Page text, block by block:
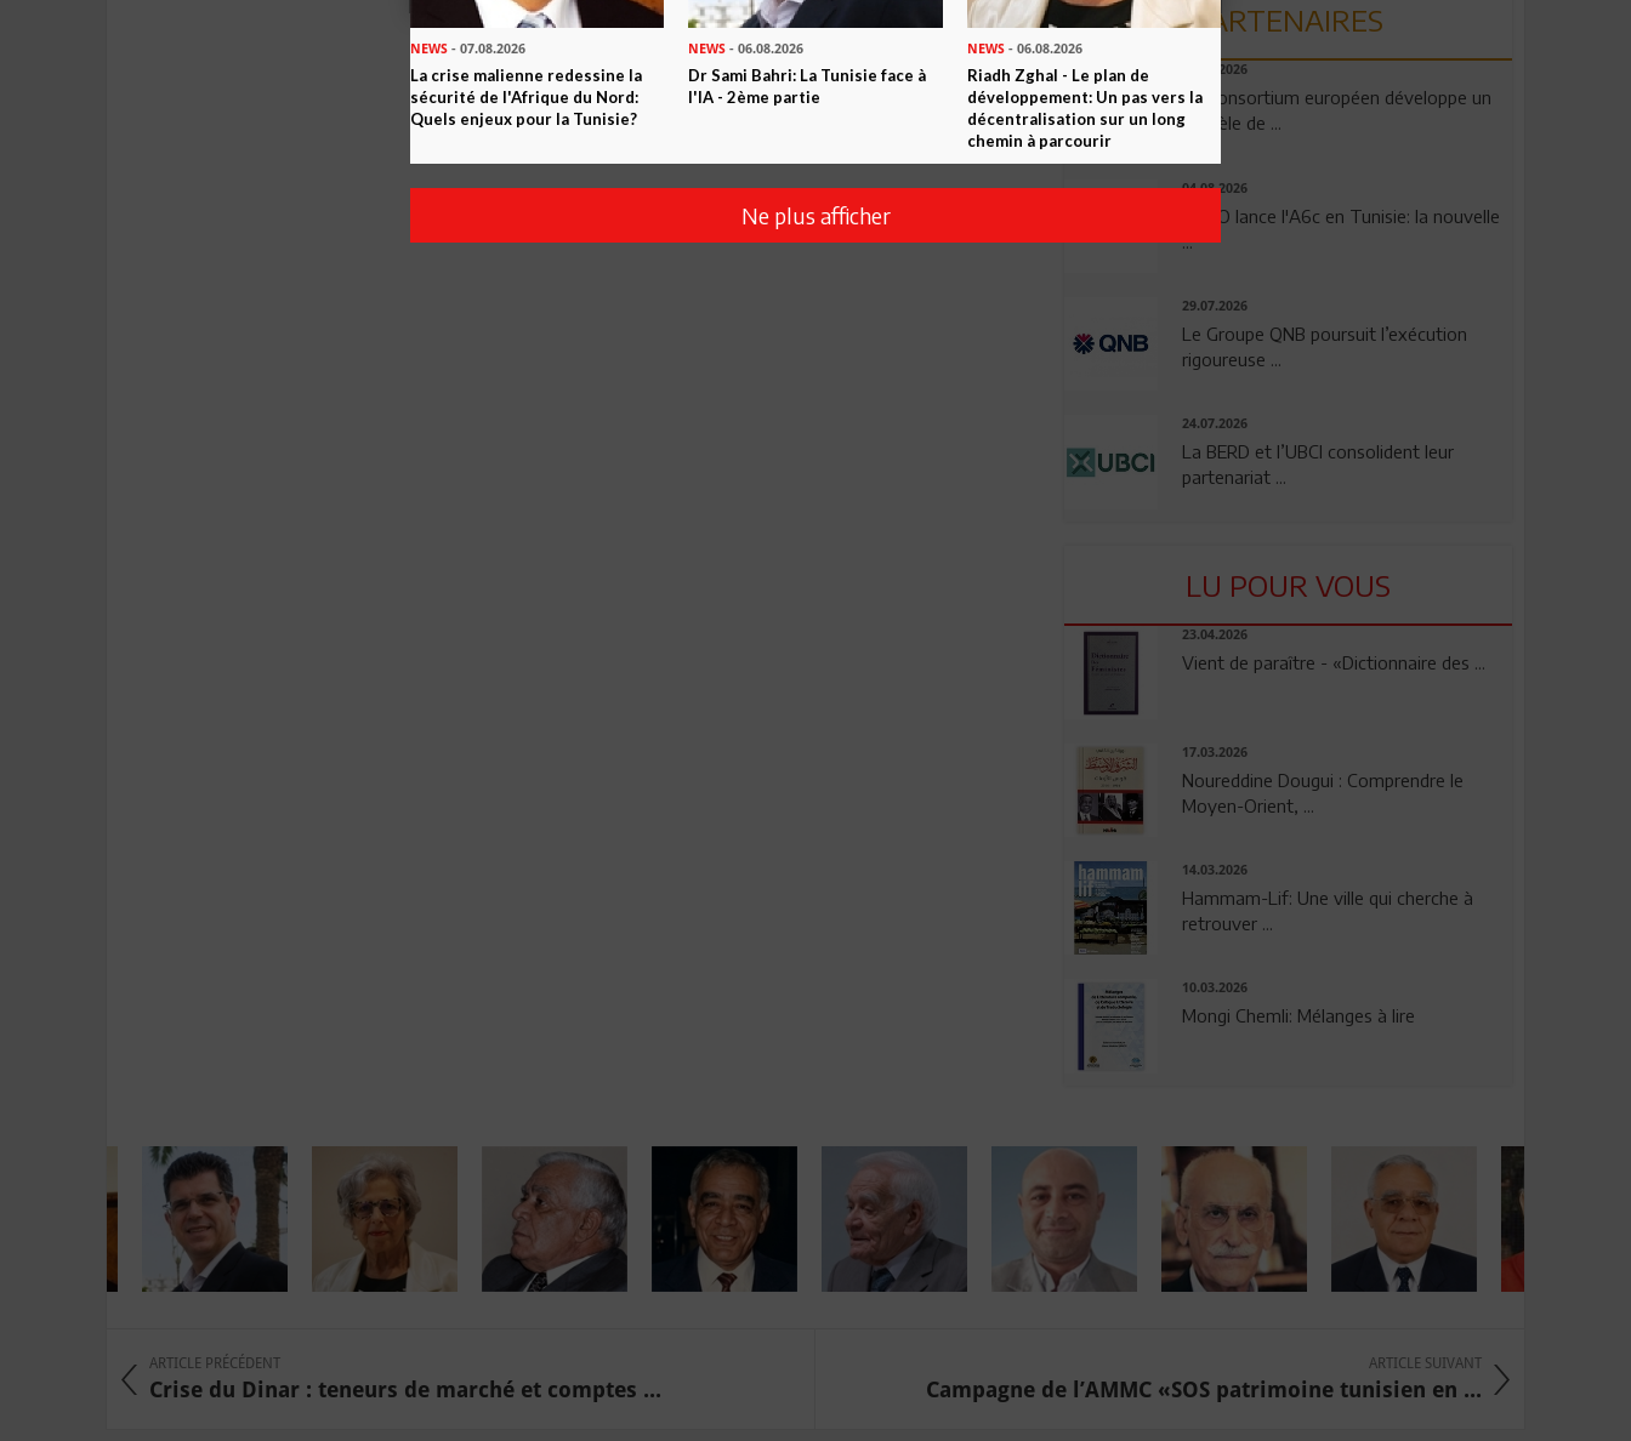
Envoyer PARTENAIRES
06.08.2026
Un consortium européen développe un
modèle de ...
04.08.2026
OPPO lance l'A6c en Tunisie: la nouvelle
...
29.07.2026
Le Groupe QNB poursuit l’exécution
rigoureuse ...
24.07.2026
La BERD et l’UBCI consolident leur
partenariat ...
LU POUR VOUS
23.04.2026
Vient de paraître - «Dictionnaire des ...
17.03.2026
Noureddine Dougui : Comprendre le
Moyen-Orient, ...
14.03.2026
Hammam-Lif: Une ville qui cherche à
retrouver ...
10.03.2026
Mongi Chemli: Mélanges à lire
ARTICLE PRÉCÉDENT
Crise du Dinar : teneurs de marché et comptes ...
ARTICLE SUIVANT
Campagne de l’AMMC «SOS patrimoine tunisien en ...
NEWS - 07.08.2026
La crise malienne redessine la
sécurité de l'Afrique du Nord:
Quels enjeux pour la Tunisie?
NEWS - 06.08.2026
Dr Sami Bahri: La Tunisie face à
l'IA - 2ème partie
NEWS- 06.08.2026
Riadh Zghal - Le plan de
développement: Un pas vers la
décentralisation sur un long
chemin à parcourir
Ne plus afficher